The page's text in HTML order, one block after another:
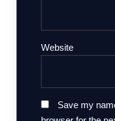
Website
Save my